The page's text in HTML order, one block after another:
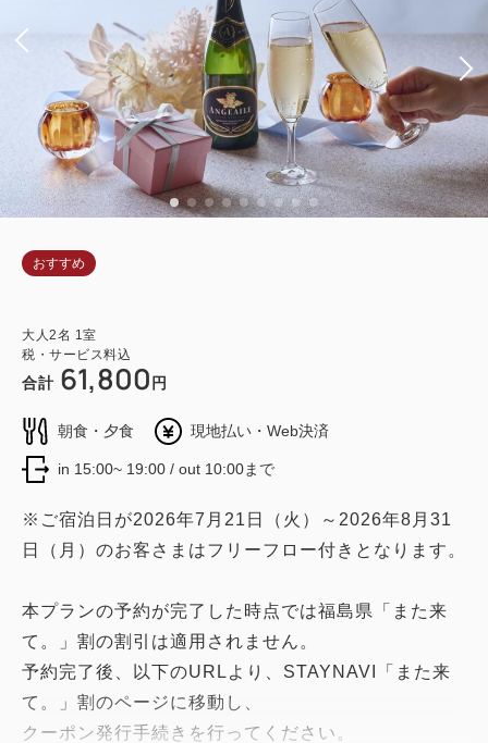
おすすめ
大人 2名 1 室
税・サービス料込
合計 61,800 円
朝食・夕食 現地払い・Web決済
in 15:00~ 19:00 / out 10:00まで
※ご宿泊日が2026年7月21日（火）～2026年8月31
日（月）のお客さまはフリーフロー付きとなります。
本プランの予約が完了した時点では福島県「また来
て。」割の割引は適用されません。
予約完了後、以下のURLより、STAYNAVI「また来
て。」割のページに移動し、
クーポン発行手続きを行ってください。